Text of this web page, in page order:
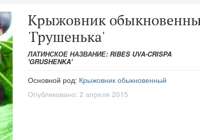
Крыжовник
'Грушенька'
ЛАТИНСКОЕ НАЗВАНИЕ: RIBES UVA-CRISPA
'GRUSHENKA'
Основной род: Крыжовник обыкновенный
Опубликовано: 2 апреля 2015